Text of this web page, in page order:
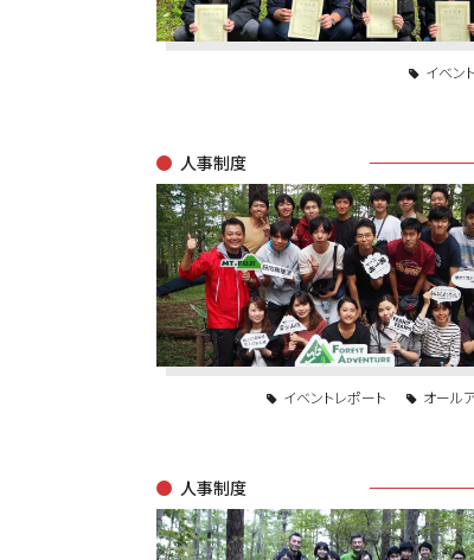
イベン
人事制度
イベントレポート オール
人事制度